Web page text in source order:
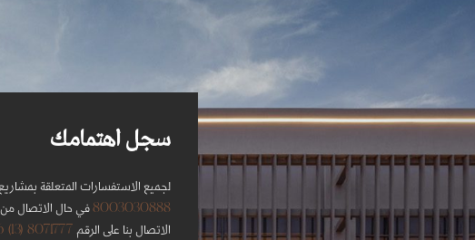
سجل اهتمامك​
لجميع الاستفسارات المتعلقة
8003030888 في حال الاتصال من
الاتصال بنا على الرقم 8071777 (13) 966+